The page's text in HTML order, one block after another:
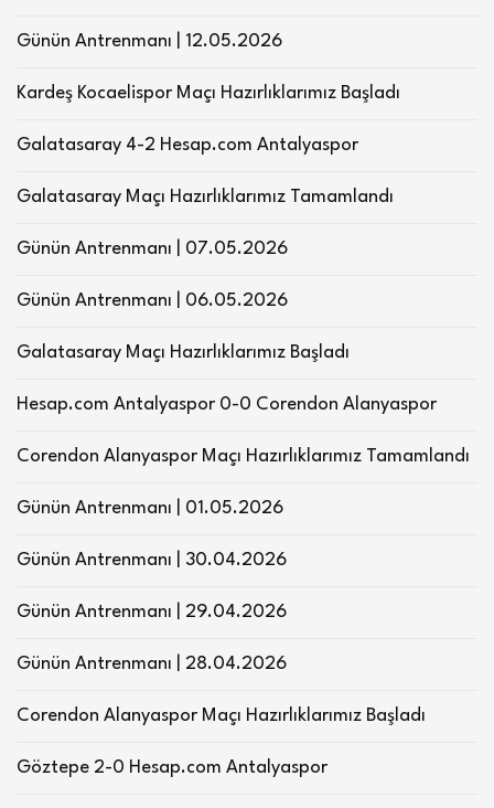
Günün Antrenmanı | 12.05.2026
Kardeş Kocaelispor Maçı Hazırlıklarımız Başladı
Galatasaray 4-2 Hesap.com Antalyaspor
Galatasaray Maçı Hazırlıklarımız Tamamlandı
Günün Antrenmanı | 07.05.2026
Günün Antrenmanı | 06.05.2026
Galatasaray Maçı Hazırlıklarımız Başladı
Hesap.com Antalyaspor 0-0 Corendon Alanyaspor
Corendon Alanyaspor Maçı Hazırlıklarımız Tamamlandı
Günün Antrenmanı | 01.05.2026
Günün Antrenmanı | 30.04.2026
Günün Antrenmanı | 29.04.2026
Günün Antrenmanı | 28.04.2026
Corendon Alanyaspor Maçı Hazırlıklarımız Başladı
Göztepe 2-0 Hesap.com Antalyaspor